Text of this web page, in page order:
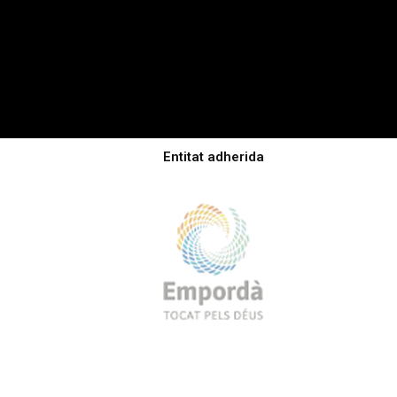
Entitat adherida